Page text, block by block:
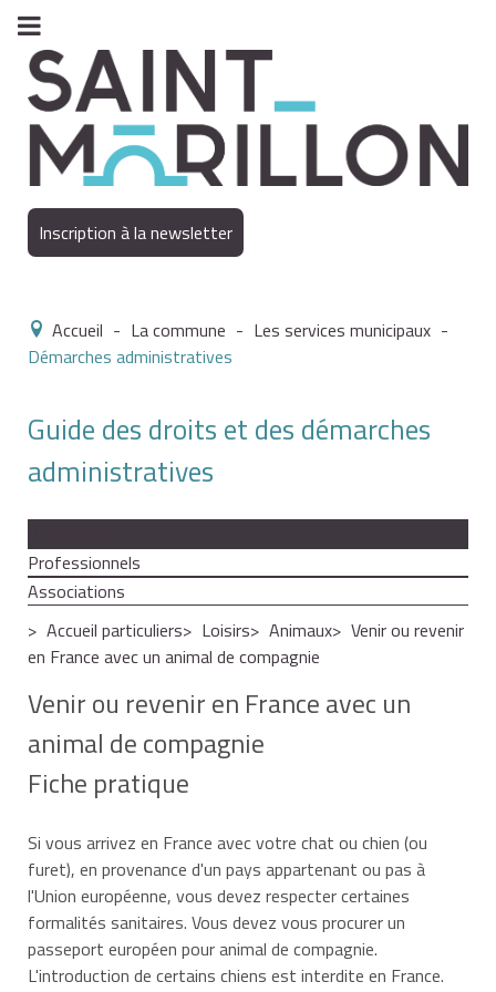
Inscription à la newsletter
Accueil - La commune - Les services municipaux -
Démarches administratives
Guide des droits et des démarches
administratives
Professionnels
Associations
Accueil particuliers
Loisirs Animaux
Venir ou revenir
en France avec un animal de compagnie
Venir ou revenir en France avec un
animal de compagnie
Fiche pratique
Si vous arrivez en France avec votre chat ou chien (ou
furet), en provenance d'un pays appartenant ou pas à
l'Union européenne, vous devez respecter certaines
formalités sanitaires. Vous devez vous procurer un
passeport européen pour animal de compagnie.
L'introduction de certains chiens est interdite en France.